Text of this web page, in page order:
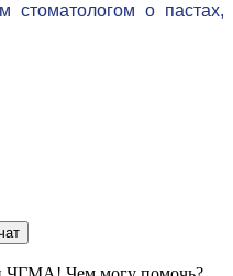
стоматологом о пастах,